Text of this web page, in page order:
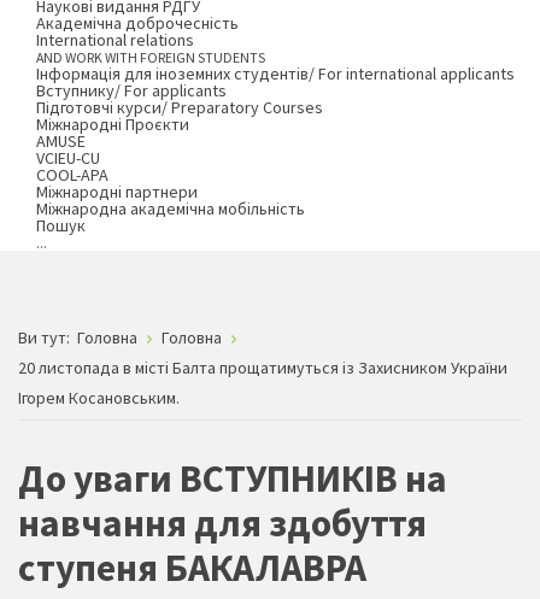
Наукові видання РДГУ
Академічна доброчесність
International relations
AND WORK WITH FOREIGN STUDENTS
Інформація для іноземних студентів/ For international applicants
Вступнику/ For applicants
Підготовчі курси/ Preparatory Courses
Міжнародні Проєкти
AMUSE
VCIEU-CU
COOL-APA
Міжнародні партнери
Міжнародна академічна мобільність
Пошук
...
Ви тут: Головна
Головна
20 листопада в місті Балта прощатимуться із Захисником України
Ігорем Косановським.
До уваги ВСТУПНИКІВ на
навчання для здобуття
ступеня БАКАЛАВРА